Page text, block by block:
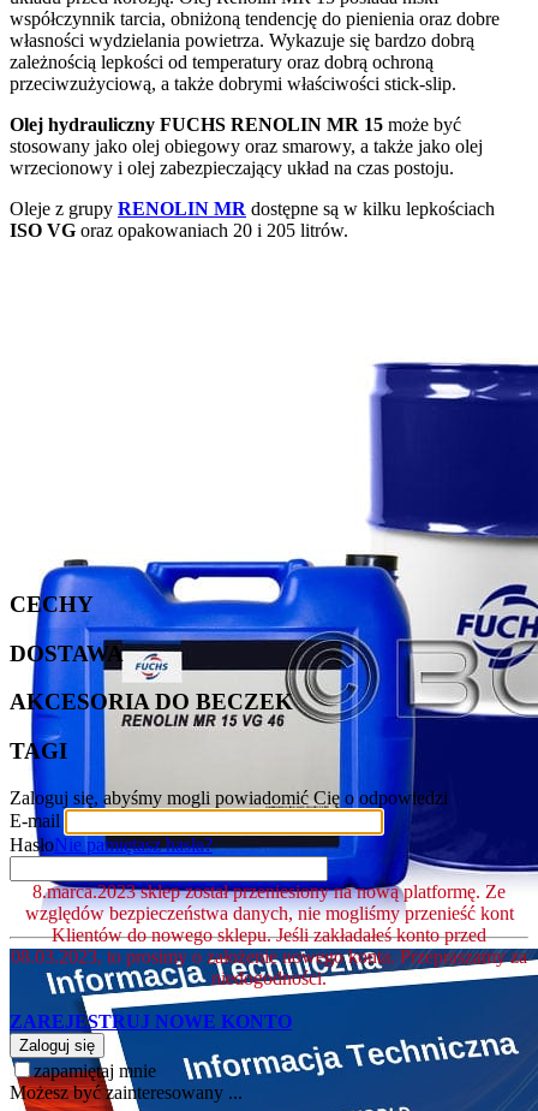
współczynnik tarcia, obniżoną tendencję do pienienia oraz dobre
własności wydzielania powietrza. Wykazuje się bardzo dobrą
zależnością lepkości od temperatury oraz dobrą ochroną
przeciwzużyciową, a także dobrymi właściwości stick-slip.
Olej hydrauliczny FUCHS RENOLIN MR 15 może być
stosowany jako olej obiegowy oraz smarowy, a także jako olej
wrzecionowy i olej zabezpieczający układ na czas postoju.
Oleje z grupy RENOLIN MR dostępne są w kilku lepkościach
ISO VG oraz opakowaniach 20 i 205 litrów.
CECHY
DOSTAWA
AKCESORIA DO BECZEK
TAGI
Zaloguj się, abyśmy mogli powiadomić Cię o odpowiedzi
E-mail
HasłoNie pamiętasz hasła?
8.marca.2023 sklep został przeniesiony na nową platformę. Ze
względów bezpieczeństwa danych, nie mogliśmy przenieść kont
Klientów do nowego sklepu. Jeśli zakładałeś konto przed
08.03.2023, to prosimy o założenie nowego konta. Przepraszamy za
niedogodności.
ZAREJESTRUJ NOWE KONTO
Zaloguj się
zapamiętaj mnie
Możesz być zainteresowany ...